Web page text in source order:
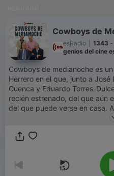
Cowboys de
esRadio
1343 -
genios del cine
Cowboys de medianoche es
Herrero en el que, junto a José
Cuenca y Eduardo Torres-
recién estrenado, del que aún
del que puede verse en casa.
le da la real gana, porque su